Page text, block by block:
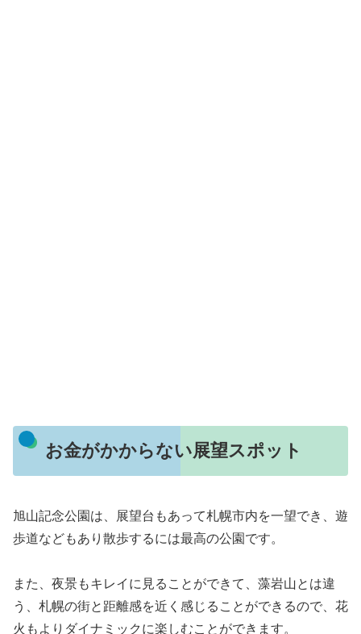
お金がかからない展望スポット
旭山記念公園は、展望台もあって札幌市内を一望でき、遊
歩道などもあり散歩するには最高の公園です。
また、夜景もキレイに見ることができて、藻岩山とは違
う、札幌の街と距離感を近く感じることができるので、花
火もよりダイナミックに楽しむことができます。